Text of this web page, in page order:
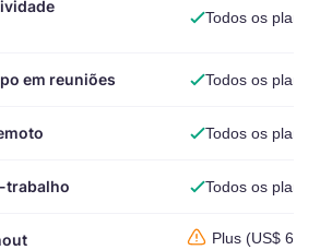
Todos os planos
em reuniões Todos os planos
Todos os planos
trabalho Todos os planos
Plus (US$